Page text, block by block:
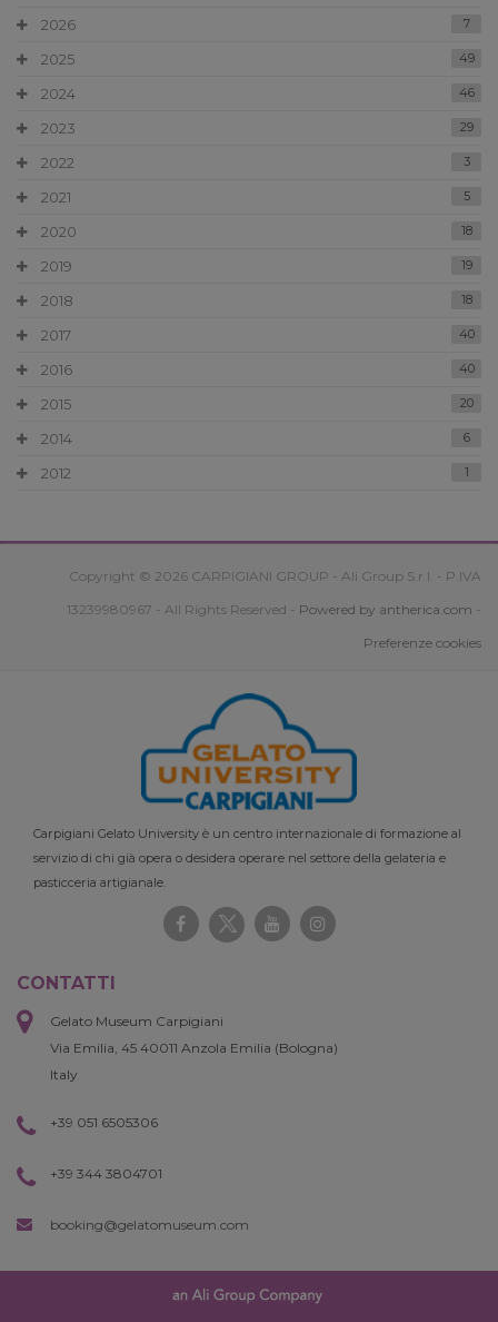
2026
7
2025 49
2024 46
2023 29
2022 3
2021 5
2020 18
2019 19
2018 18
2017 40
2016 40
2015 20
2014 6
2012 1
Copyright © 2026 CARPIGIANI GROUP - Ali Group S.r.l. - P.IVA
13239980967 - All Rights Reserved - Powered by antherica.com -
Preferenze cookies
Carpigiani Gelato University è un centro internazionale di formazione al
servizio di chi già opera o desidera operare nel settore della gelateria e
pasticceria artigianale.
CONTATTI
Gelato Museum Carpigiani
Via Emilia, 45 40011 Anzola Emilia (Bologna)
Italy
+39 051 6505306
+39 344 3804701
booking@gelatomuseum.com